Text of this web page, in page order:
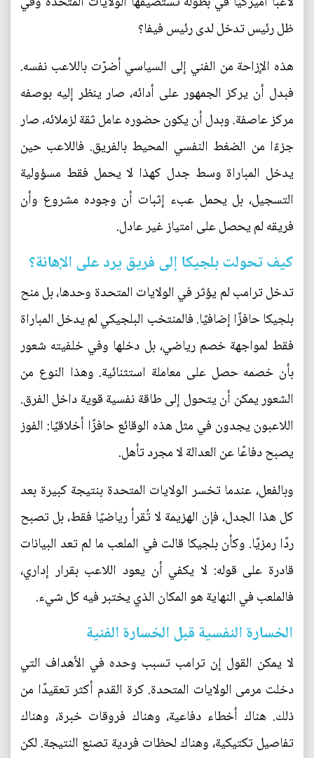
ظل رئيس تدخل لدى رئيس فيفا؟
هذه الإزاحة من الفني إلى السياسي أضرّت باللاعب نفسه.
فبدل أن يركز الجمهور على أدائه، صار ينظر إليه بوصفه
مركز عاصفة. وبدل أن يكون حضوره عامل ثقة لزملائه، صار
جزءًا من الضغط النفسي المحيط بالفريق. فاللاعب حين
يدخل المباراة وسط جدل كهذا لا يحمل فقط مسؤولية
التسجيل، بل يحمل عبء إثبات أن وجوده مشروع وأن
فريقه لم يحصل على امتياز غير عادل.
كيف تحولت بلجيكا إلى فريق يرد على الإهانة؟
تدخل ترامب لم يؤثر في الولايات المتحدة وحدها، بل منح
بلجيكا حافزًا إضافيًا. فالمنتخب البلجيكي لم يدخل المباراة
فقط لمواجهة خصم رياضي، بل دخلها وفي خلفيته شعور
بأن خصمه حصل على معاملة استثنائية. وهذا النوع من
الشعور يمكن أن يتحول إلى طاقة نفسية قوية داخل الفرق.
اللاعبون يجدون في مثل هذه الوقائع حافزًا أخلاقيًا: الفوز
يصبح دفاعًا عن العدالة لا مجرد تأهل.
وبالفعل، عندما تخسر الولايات المتحدة بنتيجة كبيرة بعد
كل هذا الجدل، فإن الهزيمة لا تُقرأ رياضيًا فقط، بل تصبح
ردًا رمزيًا. وكأن بلجيكا قالت في الملعب ما لم تعد البيانات
قادرة على قوله: لا يكفي أن يعود اللاعب بقرار إداري،
فالملعب في النهاية هو المكان الذي يختبر فيه كل شيء.
الخسارة النفسية قبل الخسارة الفنية
لا يمكن القول إن ترامب تسبب وحده في الأهداف التي
دخلت مرمى الولايات المتحدة. كرة القدم أكثر تعقيدًا من
ذلك. هناك أخطاء دفاعية، وهناك فروقات خبرة، وهناك
تفاصيل تكتيكية، وهناك لحظات فردية تصنع النتيجة. لكن